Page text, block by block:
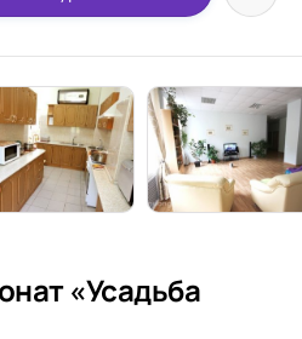
«Усадьба